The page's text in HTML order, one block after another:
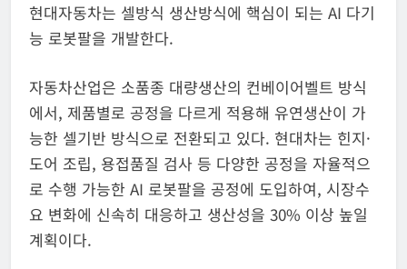
현대자동차는 셀방식 생산방식에 핵심이 되는 AI 다기
능 로봇팔을 개발한다.
자동차산업은 소품종 대량생산의 컨베이어벨트 방식
에서, 제품별로 공정을 다르게 적용해 유연생산이 가
능한 셀기반 방식으로 전환되고 있다. 현대차는 힌지·
도어 조립, 용접품질 검사 등 다양한 공정을 자율적으
로 수행 가능한 AI 로봇팔을 공정에 도입하여, 시장수
요 변화에 신속히 대응하고 생산성을 30% 이상 높일
계획이다.